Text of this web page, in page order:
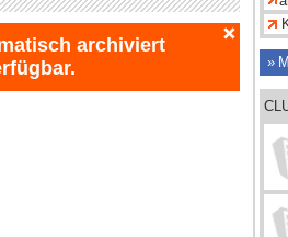
archiviert